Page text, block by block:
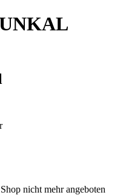
nicht mehr angeboten